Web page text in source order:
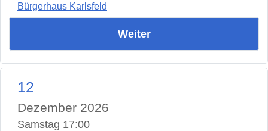
Bürgerhaus Karlsfeld
Weiter
12
Dezember 2026
Samstag 17:00